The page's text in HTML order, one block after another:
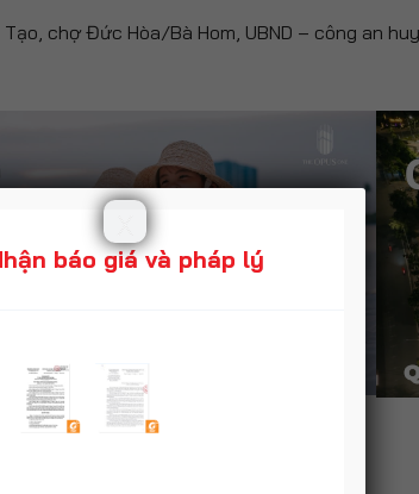
chợ Đức Hòa/Bà Hom, UBND – công an
báo giá và pháp lý